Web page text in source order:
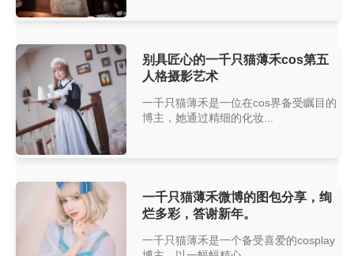
别具匠心的一千只猫薄禾cos第五
人格摄影艺术
一千只猫薄禾是一位在cos界备受瞩目的
博主，她通过精细的化妆...
一千只猫薄禾微博的图包分享，绚
烂多彩，答谢新年。
一千只猫薄禾是一个备受喜爱的cosplay